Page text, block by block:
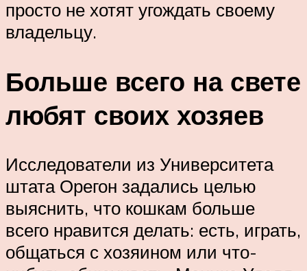
просто не хотят угождать своему
владельцу.
Больше всего на свете
любят своих хозяев
Исследователи из Университета
штата Орегон задались целью
выяснить, что кошкам больше
всего нравится делать: есть, играть,
общаться с хозяином или что-